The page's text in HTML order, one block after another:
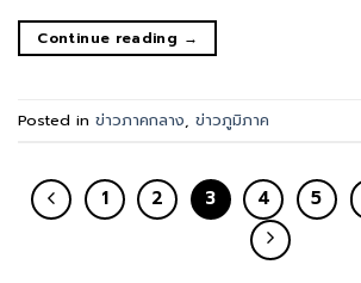
Continue reading →
Posted in ข่าวภาคกลาง, ข่าวภูมิภาค
1 2 3 4 5